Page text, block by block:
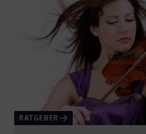
RATGEBER